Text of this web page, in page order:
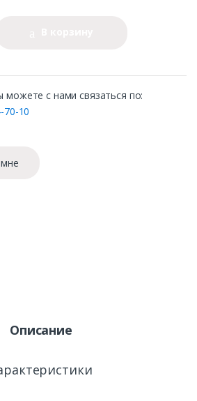
можете с нами связаться по:
70-10
Описание